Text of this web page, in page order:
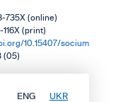
735X (online)
116X (print)
10.15407/socium
(05)
ENG UKR